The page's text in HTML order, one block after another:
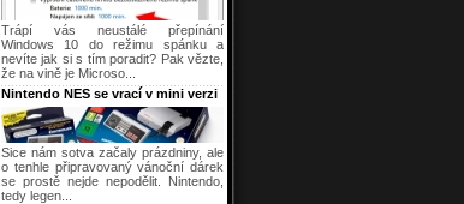
Trápí vás neustálé přepínání
Windows 10 do režimu spánku a
nevíte jak si s tím poradit? Pak vězte,
že na vině je Microso...
Nintendo NES se vrací v mini verzi
Sice nám sotva začaly prázdniny, ale
o tenhle připravovaný vánoční dárek
se prostě nejde nepodělit. Nintendo,
tedy legen...